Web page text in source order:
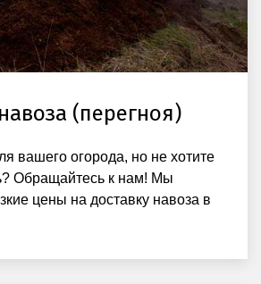
(перегноя)
вашего огорода, но не хотите
Обращайтесь к нам! Мы
цены на доставку навоза в